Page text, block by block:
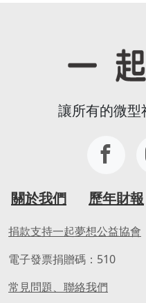
讓所有的微型
關於我們 歷年財報
捐款支持一起夢想公益協會
電子發票捐贈碼：510
常見問題、聯絡我們